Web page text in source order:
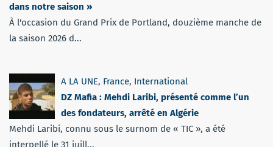
dans notre saison »
À l'occasion du Grand Prix de Portland, douzième manche de
la saison 2026 d...
A LA UNE, France, International
DZ Mafia : Mehdi Laribi, présenté comme l’un
des fondateurs, arrêté en Algérie
Mehdi Laribi, connu sous le surnom de « TIC », a été
interpellé le 31 juill...